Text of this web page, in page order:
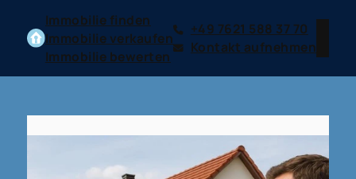
Immobilie finden
Immobilie verkaufen
Immobilie bewerten
+49 7621 588 37 70
Kontakt aufnehmen